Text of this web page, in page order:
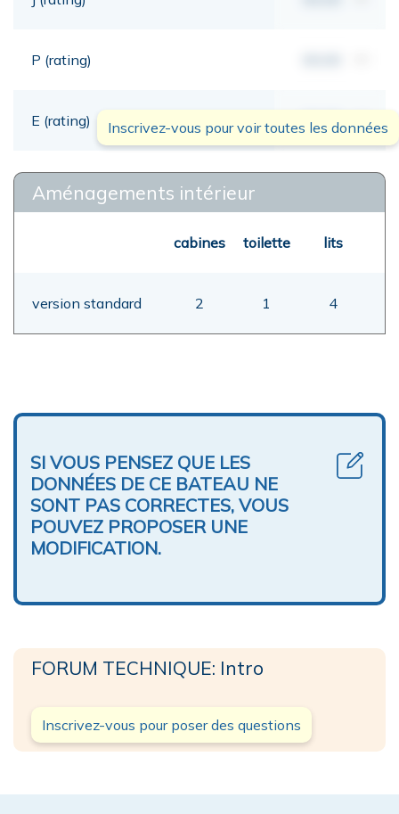
P (rating)
E (rating) 00,00
Inscrivez-vous pour voir toutes les données
Aménagements intérieur
cabines toilette lits
version standard 2 1 4
SI VOUS PENSEZ QUE LES
DONNÉES DE CE BATEAU NE
SONT PAS CORRECTES, VOUS
POUVEZ PROPOSER UNE
MODIFICATION.
FORUM TECHNIQUE: Intro
Inscrivez-vous pour poser des questions